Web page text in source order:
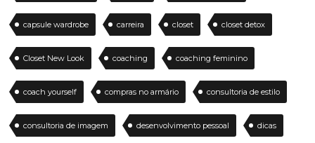
capsule wardrobe carreira closet closet detox
Closet New Look coaching coaching feminino
coach yourself compras no armário consultoria de estilo
consultoria de imagem desenvolvimento pessoal dicas